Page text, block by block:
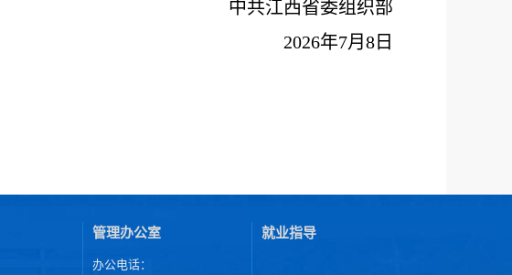
中共江西省委组织部
2026年7月 8 日
管理办公室
办公电话：
就业指导